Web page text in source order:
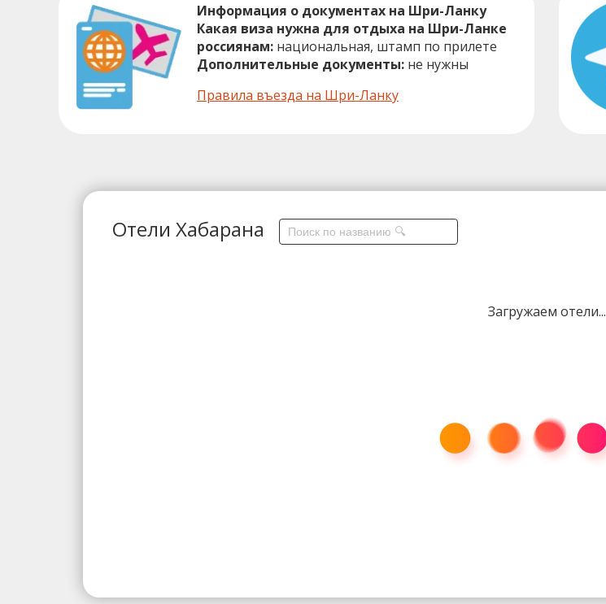
Информация о документах на Шри-Ланку
Какая виза нужна для отдыха на Шри-Ланке
россиянам: национальная, штамп по прилете
Дополнительные документы: не нужны
Правила въезда на Шри-Ланку
Отели Хабарана
Загружаем отели...